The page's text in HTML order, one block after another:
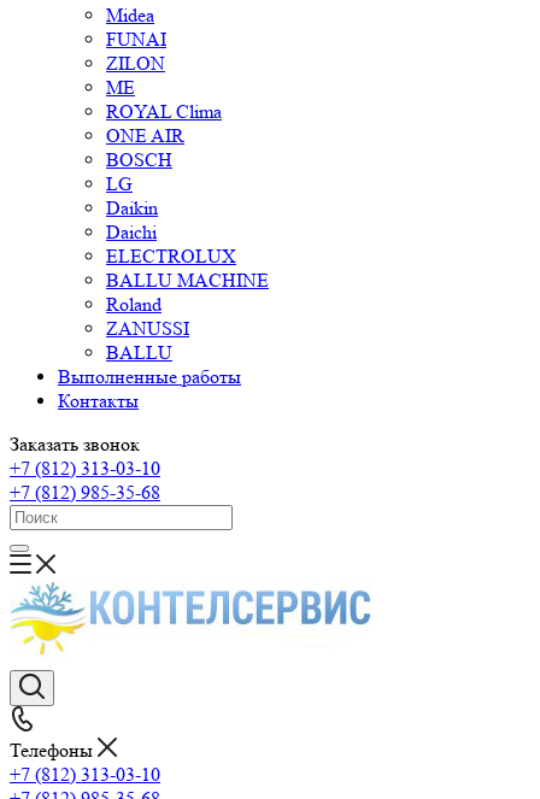
Midea
FUNAI
ZILON
ME
ROYAL Clima
ONE AIR
BOSCH
LG
Daikin
Daichi
ELECTROLUX
BALLU MACHINE
Roland
ZANUSSI
BALLU
Выполненные работы
Контакты
Заказать звонок
+7 (812) 313-03-10
+7 (812) 985-35-68
Телефоны
+7 (812) 313-03-10